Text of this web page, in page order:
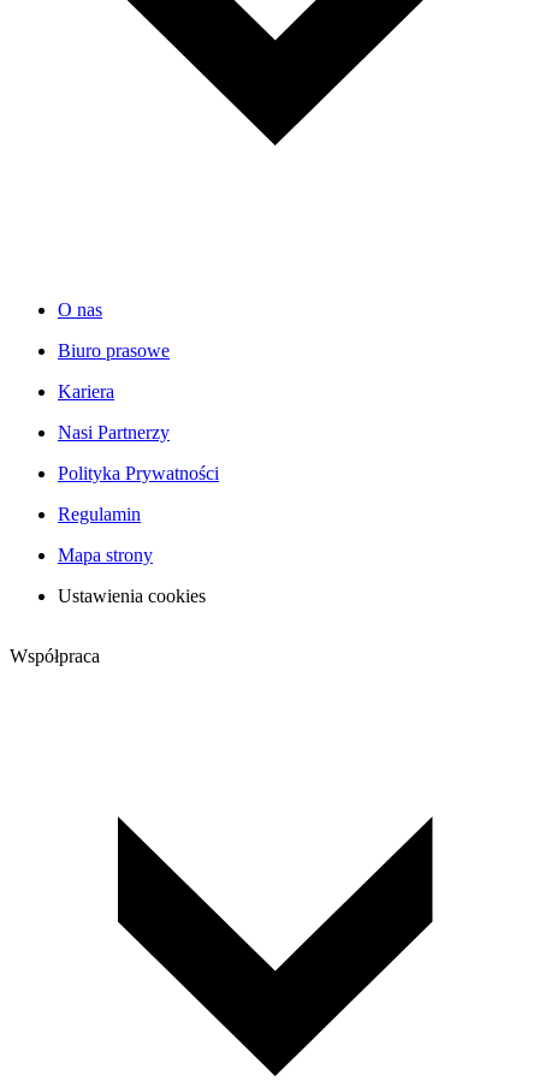
O nas
Biuro prasowe
Kariera
Nasi Partnerzy
Polityka Prywatności
Regulamin
Mapa strony
Ustawienia cookies
Współpraca